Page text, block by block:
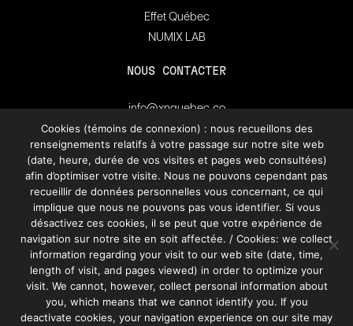
Effet Québec
NUMIX LAB
NOUS CONTACTER
info@xnquebec.co
Salle de presse
FAQ
Inscrivez-vous à
l'infolettre de XN Québec.
S’INSCRIRE
Cookies (témoins de connexion) : nous recueillons des
renseignements relatifs à votre passage sur notre site web
(date, heure, durée de vos visites et pages web consultées)
afin d’optimiser votre visite. Nous ne pouvons cependant pas
recueillir de données personnelles vous concernant, ce qui
implique que nous ne pouvons pas vous identifier. Si vous
désactivez ces cookies, il se peut que votre expérience de
navigation sur notre site en soit affectée. / Cookies: we collect
information regarding your visit to our web site (date, time,
length of visit, and pages viewed) in order to optimize your
visit. We cannot, however, collect personal information about
you, which means that we cannot identify you. If you
deactivate cookies, your navigation experience on our site may